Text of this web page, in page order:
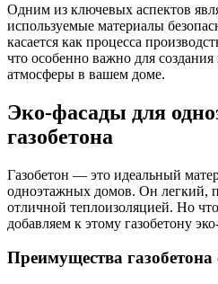
Одним из ключевых аспектов
используемые материалы
касается как процесса
что особенно важно для
атмосферы в вашем доме.
Эко-фасады для
газобетона
Газобетон — это идеальный
одноэтажных домов. Он легкий,
отличной теплоизоляцией. Но
добавляем к этому газобетону
Преимущества газобетона